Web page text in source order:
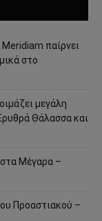
παίρνει
στο
μεγάλη
Θάλασσα και
Μέγαρα –
Προαστιακού –